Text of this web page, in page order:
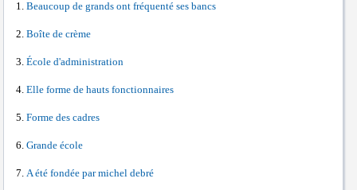
Beaucoup de grands ont fréquenté ses bancs
Boîte de crème
École d'administration
Elle forme de hauts fonctionnaires
Forme des cadres
Grande école
A été fondée par michel debré